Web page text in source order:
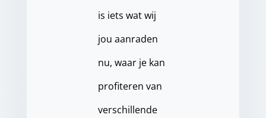
is iets wat wij
jou aanraden
nu, waar je kan
profiteren van
verschillende